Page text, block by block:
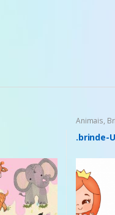
Animais,
.brinde-